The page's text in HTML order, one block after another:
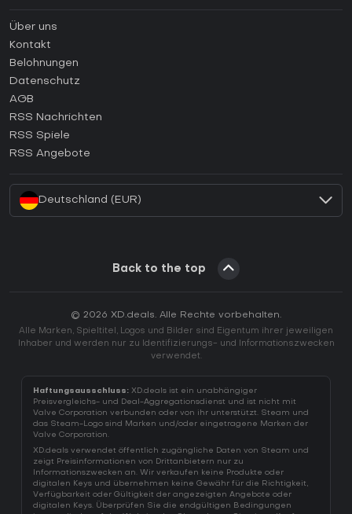
Anleitungen
Wie aktiviert man einen Steam CD Key?
Wie aktiviert man einen Epic Games CD Key?
Wie aktiviert man einen GOG CD Key?
Wie aktiviert man einen Ubisoft Connect CD Key?
Wie aktiviert man einen EA App CD Key?
Über uns
Kontakt
Belohnungen
Datenschutz
AGB
RSS Nachrichten
RSS Spiele
RSS Angebote
Deutschland (EUR)
Back to the top
© 2026 XD.deals. Alle Rechte vorbehalten.
Alle Marken, Spieltitel, Logos und Bilder sind Eigentum ihrer jeweiligen
Inhaber und werden nur zu Identifizierungs- und Informationszwecken
verwendet.
Haftungsausschluss: XD.deals ist ein unabhängiger
Preisvergleichs- und Deal-Aggregationsdienst und ist nicht mit
Valve Corporation verbunden oder von ihr unterstützt. Steam und
das Steam-Logo sind Marken und/oder eingetragene Marken der
Valve Corporation.
XD.deals verwendet öffentlich zugängliche Daten von Steam und
zeigt Preisinformationen von Drittanbietern nur zu
Informationszwecken an. Wir verkaufen keine Produkte oder
digitalen Keys und übernehmen keine Gewähr für die Richtigkeit,
Verfügbarkeit oder Gültigkeit der angezeigten Angebote oder
digitalen Keys. Überprüfen Sie die endgültigen Bedingungen